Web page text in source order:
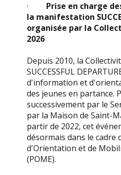
· Prise en charge
la manifestation
organisée par la
2026
Depuis 2010, la
SUCCESSFUL
d'information et
des jeunes en partance.
successivement par le
par la Maison de Saint-
partir de 2022, cet
désormais dans le cadre
d'Orientation et de
(POME).